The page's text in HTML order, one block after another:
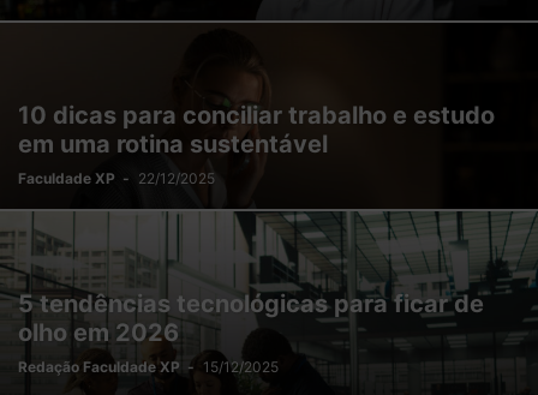
10 dicas para conciliar trabalho e estudo
em uma rotina sustentável
Faculdade XP - 22/12/2025
5 tendências tecnológicas para ficar de
olho em 2026
Redação Faculdade XP - 15/12/2025